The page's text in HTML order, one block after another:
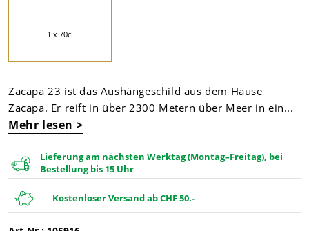
1 x 70cl
Zacapa 23 ist das Aushängeschild aus dem Hause
Zacapa. Er reift in über 2300 Metern über Meer in ein...
Mehr lesen >
Lieferung am nächsten Werktag (Montag–Freitag), bei
Bestellung bis 15 Uhr
Kostenloser Versand ab CHF 50.-